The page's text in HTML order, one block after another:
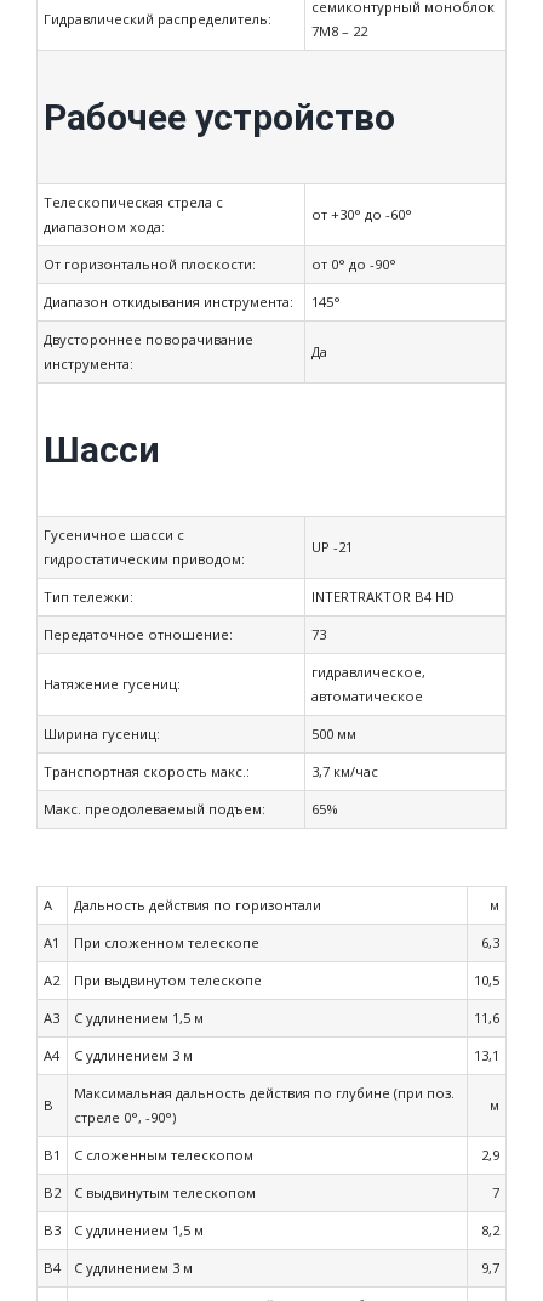
Гидравлический распределитель:
семиконтурный моноблок
7М8 – 22
Рабочее устройство
Телескопическая стрела с
диапазоном хода:
от +30° до -60°
От горизонтальной плоскости: от 0° до -90°
Диапазон откидывания инструмента: 145°
Двустороннее поворачивание
инструмента:
Да
Шасси
Гусеничное шасси с
гидростатическим приводом:
UP -21
Тип тележки: INTERTRAKTOR B4 HD
Передаточное отношение: 73
Натяжение гусениц:
гидравлическое,
автоматическое
Ширина гусениц: 500 мм
Транспортная скорость макс.: 3,7 км/час
Макс. преодолеваемый подъем: 65%
A Дальность действия по горизонтали м
A1 При сложенном телескопе 6,3
A2 При выдвинутом телескопе 10,5
A3 С удлинением 1,5 м 11,6
A4 С удлинением 3 м 13,1
B
Максимальная дальность действия по глубине (при поз.
стреле 0°, -90°)
м
B1 С сложенным телескопом 2,9
B2 С выдвинутым телескопом 7
B3 С удлинением 1,5 м 8,2
B4 С удлинением 3 м 9,7